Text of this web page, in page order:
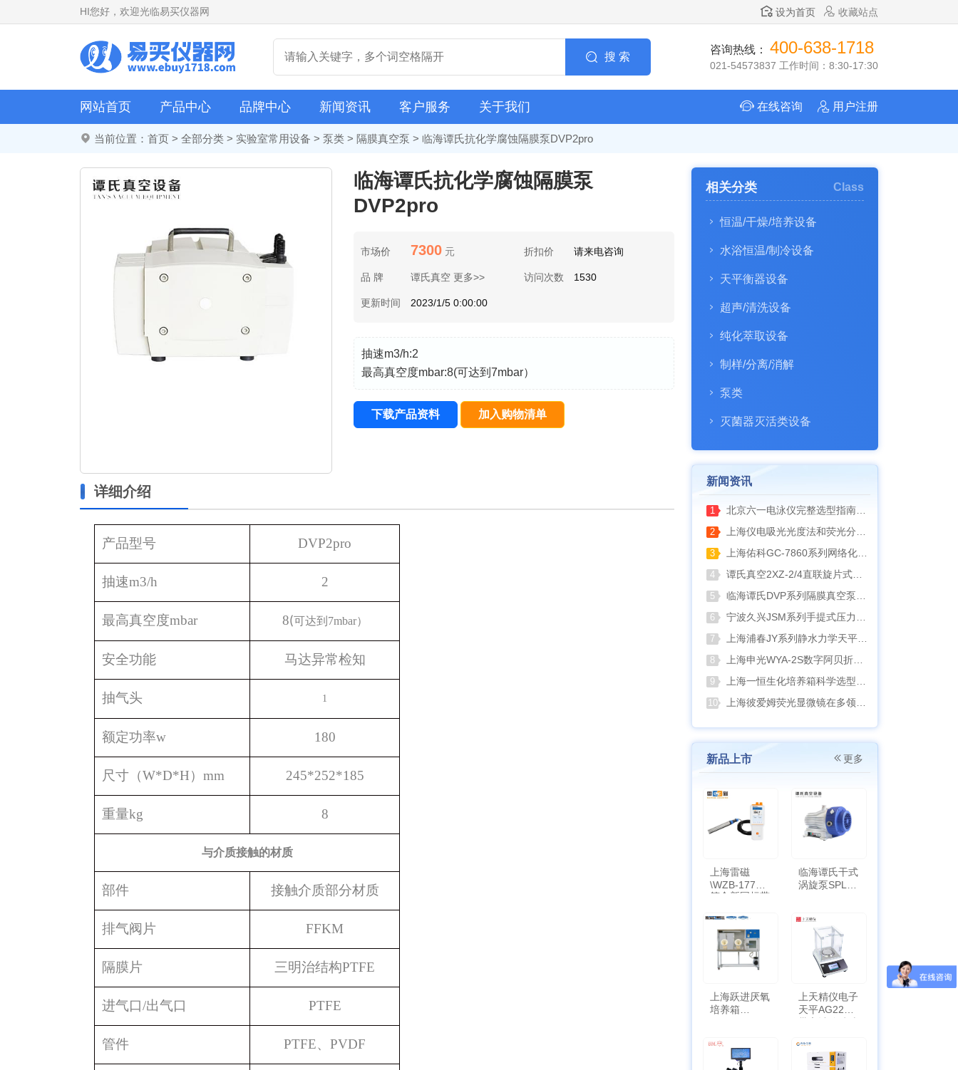
HI您好，欢迎光临易买仪器网 设为首页 收藏站点
搜 索
咨询热线： 400-638-1718
021-54573837 工作时间：8:30-17:30
网站首页 产品中心 品牌中心 新闻资讯 客户服务 关于我们 在线咨询 用户注册
当前位置： 首页 > 全部分类 > 实验室常用设备 > 泵类 > 隔膜真空泵 > 临海谭氏抗化学腐蚀隔膜泵DVP2pro
临海谭氏抗化学腐蚀隔膜泵
DVP2pro
市场价 7300元 折扣价 请来电咨询
品 牌 谭氏真空 更多>> 访问次数 1530
更新时间 2023/1/5 0:00:00
抽速m3/h:2
最高真空度mbar:8(可达到7mbar）
下载产品资料 加入购物清单
详细介绍
产品型号 DVP2pro
抽速m3/h 2
最高真空度mbar 8(可达到 7mbar）
安全功能 马达异常检知
抽气头 1
额定功率w 180
尺寸（W*D*H） mm 245*252*185
重量kg 8
与介质接触的材质
部件 接触介质部分材质
排气阀片 FFKM
隔膜片 三明治结构PTFE
进气口/出气口 PTFE
管件 PTFE、 PVDF
相关分类 Class
恒温/干燥/培养设备
水浴恒温/制冷设备
天平衡器设备
超声/清洗设备
纯化萃取设备
制样/分离/消解
泵类
灭菌器灭活类设备
新闻资讯
1 北京六一电泳仪完整选型指南（分电泳槽 + 电源两大模块，按实验场景直接匹配）
2 上海仪电吸光光度法和荧光分析法的异同
3 上海佑科GC-7860系列网络化气相色谱仪
4 谭氏真空2XZ-2/4直联旋片式真空泵全面升级，取消气镇阀、油镜变大更便捷
5 临海谭氏DVP系列隔膜真空泵：抗腐蚀、高稳定性的实验室与工业真空解决方案
6 宁波久兴JSM系列手提式压力蒸汽灭菌器：安全高效的实验室灭菌利器
7 上海浦春JY系列静水力学天平：工程与科研领域的精准密度测试利器
8 上海申光WYA-2S数字阿贝折射仪与低温恒温槽组合应用方案
9 上海一恒生化培养箱科学选型指南
10 上海彼爱姆荧光显微镜在多领域样品荧光成像中的应用与工艺优化
新品上市 更多
上海雷磁
\WZB-177Y
符合新国标带
临海谭氏干式
涡旋泵SPL-
上海跃进厌氧
培养箱
上天精仪电子
天平AG2255